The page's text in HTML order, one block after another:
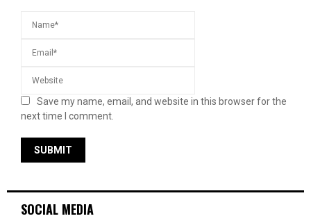
Save my name, email, and website in this browser for the
next time I comment.
SOCIAL MEDIA